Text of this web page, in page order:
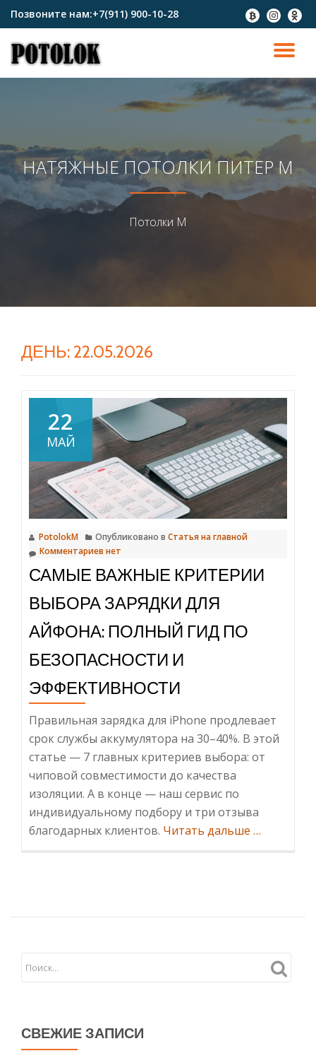
содержимому
Позвоните нам:+7(911) 900-10-28
fa-
btc
fa-
instagram
fa-
НАТЯЖНЫЕ ПОТОЛКИ ПИТЕР М
Потолки М
ДЕНЬ: 22.05.2026
22
МАЙ
PotolokM Опубликовано в Статья на главной
Комментариев нет
САМЫЕ ВАЖНЫЕ КРИТЕРИИ
ВЫБОРА ЗАРЯДКИ ДЛЯ
АЙФОНА: ПОЛНЫЙ ГИД ПО
БЕЗОПАСНОСТИ И
ЭФФЕКТИВНОСТИ
Правильная зарядка для iPhone продлевает
срок службы аккумулятора на 30–40%. В этой
статье — 7 главных критериев выбора: от
чиповой совместимости до качества
изоляции. А в конце — наш сервис по
индивидуальному подбору и три отзыва
благодарных клиентов. Читать дальше
для
полный
…
СВЕЖИЕ ЗАПИСИ